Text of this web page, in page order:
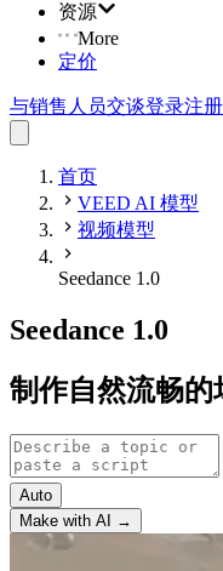
资源
More
定价
与销售人员交谈登录注册
首页
VEED AI 模型
视频模型
Seedance 1.0
Seedance 1.0
制作自然流畅
Auto
Make with AI →